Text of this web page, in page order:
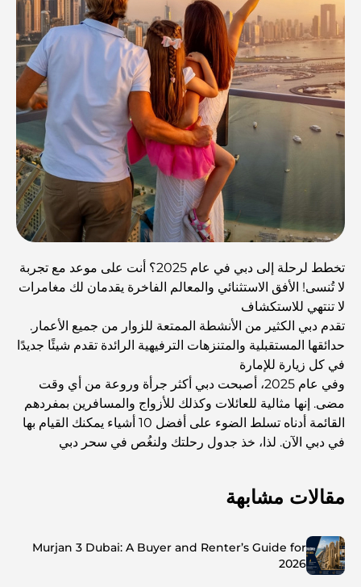
تخطط لرحلة إلى دبي في عام 2025؟ أنت على موعد مع تجربة
لا تُنسى! الأفق الاستثنائي والمعالم الفاخرة يقدمان لك مغامرات
لا تنتهي للاستكشاف
تقدم دبي الكثير من الأنشطة الممتعة للزوار من جميع الأعمار.
حدائقها المستقبلية والمتنزهات الترفيهية الرائدة تقدم شيئًا جديدًا
في كل زيارة للإمارة
وفي عام 2025، أصبحت دبي أكثر جرأة وروعة من أي وقت
مضى. إنها مثالية للعائلات وكذلك للأزواج والمسافرين بمفردهم
القائمة أدناه تسلط الضوء على أفضل 10 أشياء يمكنك القيام بها
في دبي الآن. لذا، خذ جدول رحلتك ولنغُص في سحر دبي
مقالات مشابهة
Murjan 3 Dubai: A Buyer and Renter’s Guide for
2026